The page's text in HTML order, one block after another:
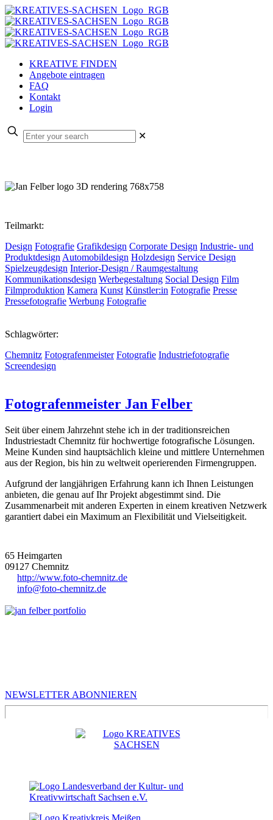
KREATIVE FINDEN
Angebote eintragen
FAQ
Kontakt
Login
✕
Teilmarkt:
Design Fotografie Grafikdesign Corporate Design Industrie- und
Produktdesign Automobildesign Holzdesign Service Design
Spielzeugdesign Interior-Design / Raumgestaltung
Kommunikationsdesign Werbegestaltung Social Design Film
Filmproduktion Kamera Kunst Künstler:in Fotografie Presse
Pressefotografie Werbung Fotografie
Schlagwörter:
Chemnitz Fotografenmeister Fotografie Industriefotografie
Screendesign
Fotografenmeister Jan Felber
Seit über einem Jahrzehnt stehe ich in der traditionsreichen
Industriestadt Chemnitz für hochwertige fotografische Lösungen.
Meine Kunden sind hauptsächlich kleine und mittlere Unternehmen
aus der Region, bis hin zu weltweit operierenden Firmengruppen.
Aufgrund der langjährigen Erfahrung kann ich Ihnen Leistungen
anbieten, die genau auf Ihr Projekt abgestimmt sind. Die
Zusammenarbeit mit anderen Experten in einem kreativen Netzwerk
garantiert dabei ein Maximum an Flexibilität und Vielseitigkeit.
65 Heimgarten
09127 Chemnitz
http://www.foto-chemnitz.de
info@foto-chemnitz.de
NEWSLETTER ABONNIEREN